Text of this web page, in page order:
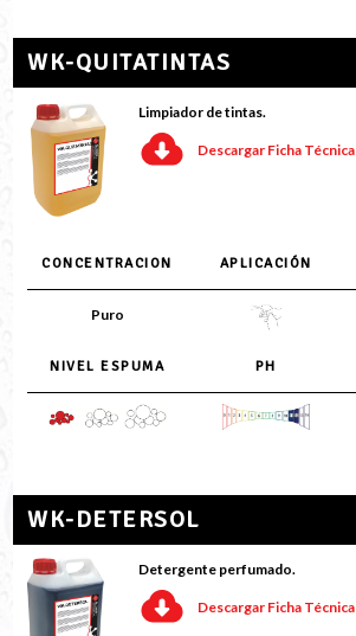
WK-QUITATINTAS
Limpiador de tintas.
Descargar Ficha Técnica
CONCENTRACION APLICACIÓN
Puro
NIVEL ESPUMA PH
WK-DETERSOL
Detergente perfumado.
Descargar Ficha Técnica